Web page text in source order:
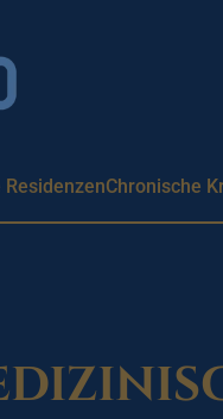
ResidenzenChronische